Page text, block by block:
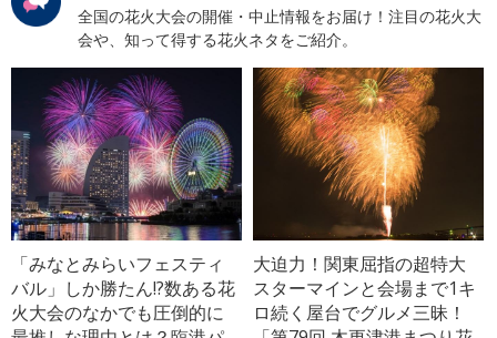
全国の花火大会の開催・中止情報をお届け！注目の花火大
会や、知って得する花火ネタをご紹介。
「みなとみらいフェスティ
バル」しか勝たん!?数ある花
火大会のなかでも圧倒的に
大迫力！関東屈指の超特大
スターマインと会場まで1キ
ロ続く屋台でグルメ三昧！